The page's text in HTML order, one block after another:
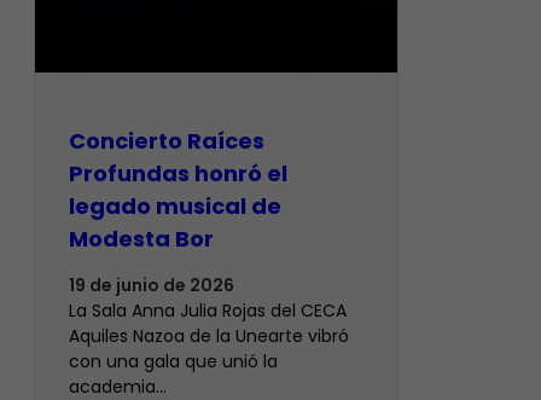
​Concierto Raíces
Profundas honró el
legado musical de
Modesta Bor
19 de junio de 2026
La Sala Anna Julia Rojas del CECA
Aquiles Nazoa de la Unearte vibró
con una gala que unió la
academia…